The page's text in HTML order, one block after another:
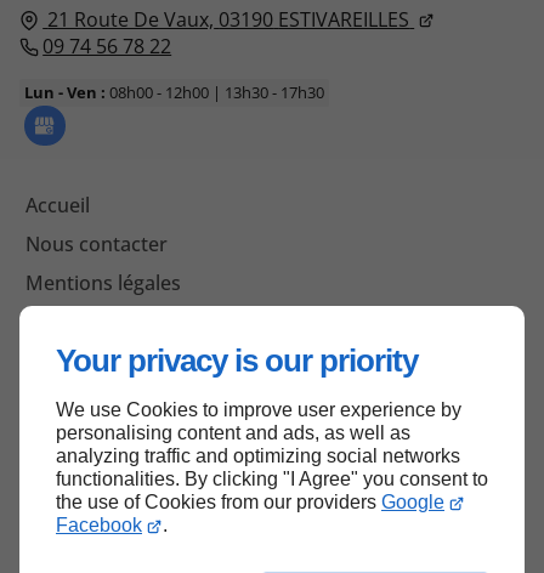
Your privacy is our priority
We use Cookies to improve user experience by
personalising content and ads, as well as
analyzing traffic and optimizing social networks
functionalities. By clicking "I Agree" you consent to
the use of Cookies from our providers Google
Facebook
.
21 Route De Vaux, 03190 ESTIVAREILLES
09 74 56 78 22
Lun - Ven : 08h00 - 12h00 | 13h30 - 17h30
Accueil
Nous contacter
Mentions légales
Haut de page